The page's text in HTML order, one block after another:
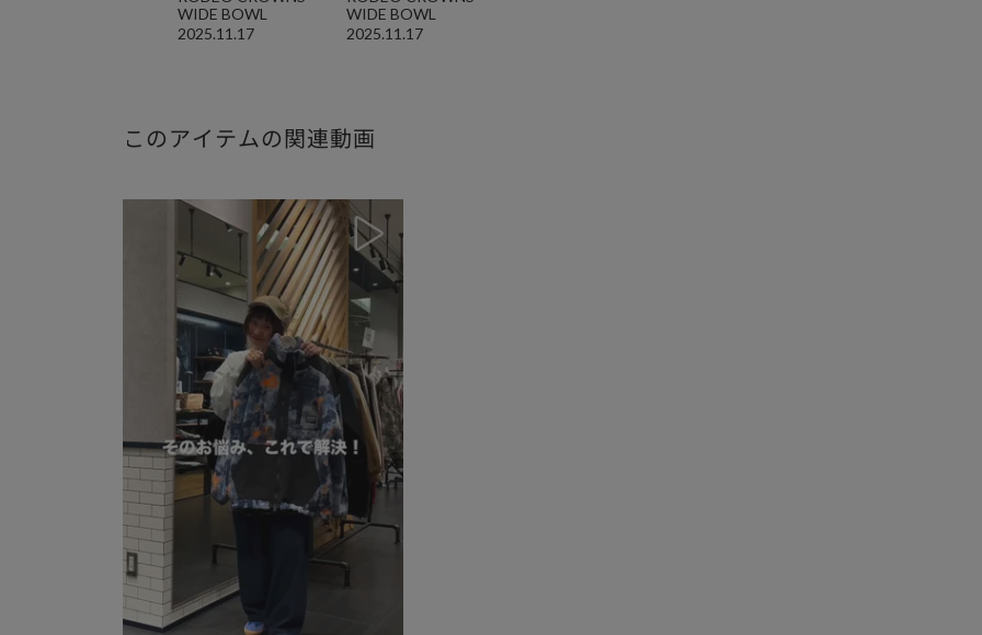
2025.11.17
WIDE BOWL
2025.11.17
WIDE BOWL
このアイテムの関連動画